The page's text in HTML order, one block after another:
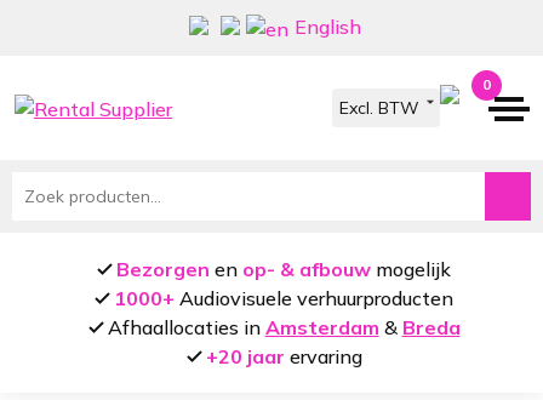
navigatie
inhoud
English
0
Zoeken
Bezorgen en op- & afbouw mogelijk
1000+ Audiovisuele verhuurproducten
Afhaallocaties in Amsterdam & Breda
+20 jaar ervaring